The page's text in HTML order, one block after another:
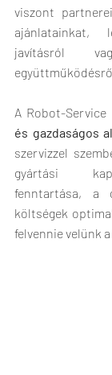
viszont
ajánlatainkat,
javításról
A Robot-Service
és gazdaságos
szervizzel
gyártási
fenntartása, a
költségek
felvennie velünk